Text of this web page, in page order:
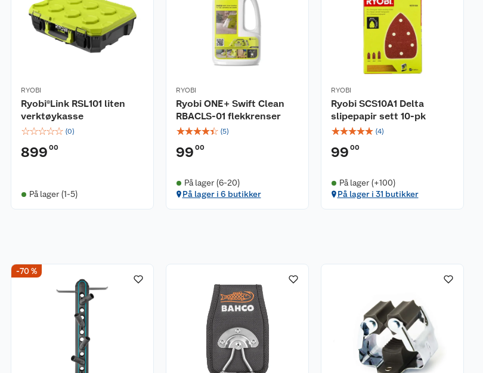
RYOBI
Ryobi®Link RSL101 liten
verktøykasse
☆☆☆☆☆ (0)
899 00
På lager (1-5)
RYOBI
Ryobi ONE+ Swift Clean
RBACLS-01 flekkrenser
☆☆☆☆☆ (5)
99 00
På lager (6-20)
På lager i 6 butikker
RYOBI
Ryobi SCS10A1 Delta
slipepapir sett 10-pk
☆☆☆☆☆ (4)
99 00
På lager (+100)
På lager i 31 butikker
-70 %